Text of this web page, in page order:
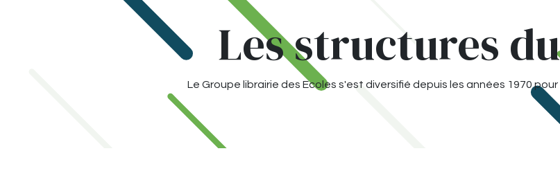
Les structures
Le Groupe librairie des Ecoles s'est diversifié depuis les années 1970